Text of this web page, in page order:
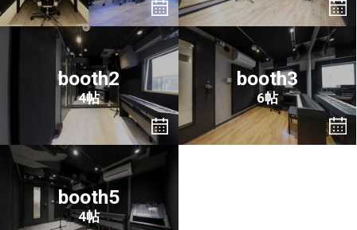
booth2
4帖
booth3
6帖
booth5
4帖